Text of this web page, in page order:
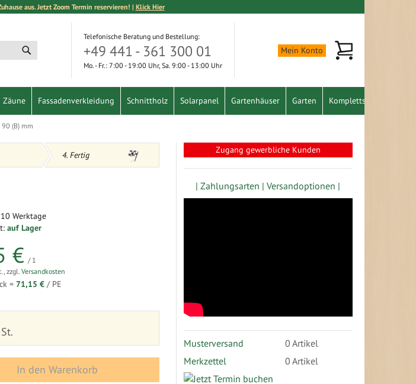
aus. Jetzt Zoom Termin reservieren! | Klick Hier
Telefonische Beratung und Bestellung:
+49 441 - 361 300 01
Mo. - Fr.: 7:00 - 19:00 Uhr, Sa. 9:00 - 13:00 Uhr
Mein Konto Mein Warenkorb
Zäune Fassadenverkleidung Schnittholz Solarpanel Gartenhäuser Garten Komplettset
(B) mm
4. Fertig
Werktage
auf Lager
€ / 1
,zzgl.Versandkosten
=71,15 € / PE
St.
In den Warenkorb
Zugang gewerbliche Kunden
| Zahlungsarten | Versandoptionen |
Musterversand 0 Artikel
Merkzettel
0 Artikel